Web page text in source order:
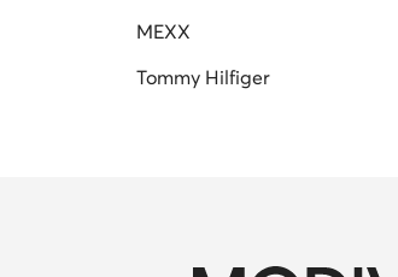
MEXX
Tommy Hilfiger